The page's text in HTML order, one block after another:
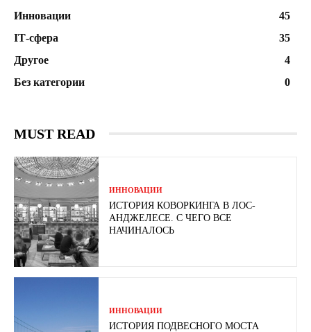
Инновации
45
ІТ-сфера
35
Другое
4
Без категории
0
MUST READ
ИННОВАЦИИ
ИСТОРИЯ КОВОРКИНГА В ЛОС-
АНДЖЕЛЕСЕ. С ЧЕГО ВСЕ
НАЧИНАЛОСЬ
ИННОВАЦИИ
ИСТОРИЯ ПОДВЕСНОГО МОСТА